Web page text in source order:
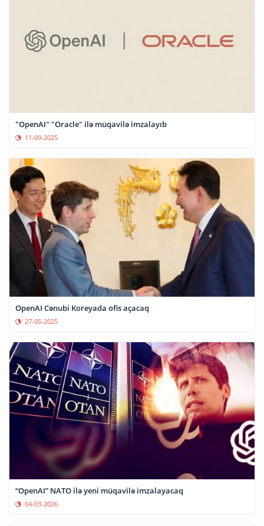
"OpenAI" "Oracle" ilə müqavilə imzalayıb
11-09-2025
OpenAI Cənubi Koreyada ofis açacaq
27-05-2025
“OpenAI” NATO ilə yeni müqavilə imzalayacaq
04-03-2026